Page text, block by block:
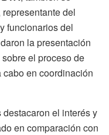
del
funcionarios del
la presentación
el proceso de
en coordinación
el interés y
en comparación con